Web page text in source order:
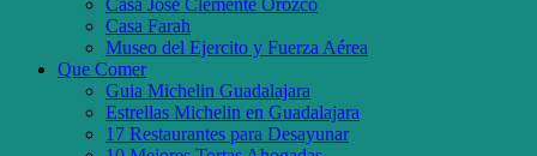
Casa José Clemente Orozco
Casa Farah
Museo del Ejercito y Fuerza Aérea
Que Comer
Guia Michelin Guadalajara
Estrellas Michelin en Guadalajara
17 Restaurantes para Desayunar